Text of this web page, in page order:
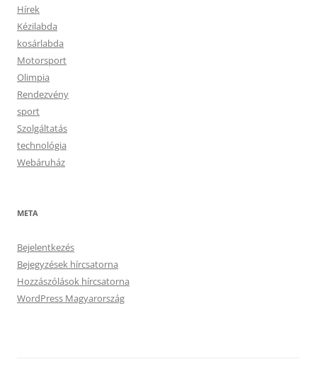
Hírek
Kézilabda
kosárlabda
Motorsport
Olimpia
Rendezvény
sport
Szolgáltatás
technológia
Webáruház
META
Bejelentkezés
Bejegyzések hírcsatorna
Hozzászólások hírcsatorna
WordPress Magyarország